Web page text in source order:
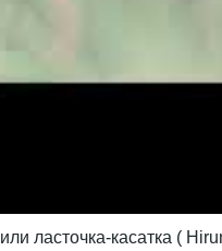
ласточка-касатка (